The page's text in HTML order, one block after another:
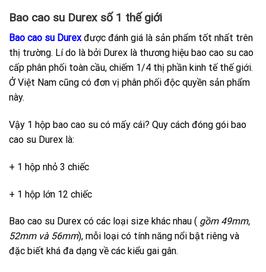
Bao cao su Durex số 1 thế giới
Bao cao su Durexđược đánh giá là sản phẩm tốt nhất trên
thị trường. Lí do là bởi Durex là thương hiệu bao cao su cao
cấp phân phối toàn cầu, chiếm 1/4 thị phần kinh tế thế giới.
Ở Việt Nam cũng có đơn vị phân phối độc quyền sản phẩm
này.
Vậy 1 hộp bao cao su có mấy cái? Quy cách đóng gói bao
cao su Durex là:
+ 1 hộp nhỏ 3 chiếc
+ 1 hộp lớn 12 chiếc
Bao cao su Durex có các loại size khác nhau ( gồm 49mm,
52mm và 56mm), mỗi loại có tính năng nổi bật riêng và
đặc biết khá đa dạng về các kiểu gai gân.